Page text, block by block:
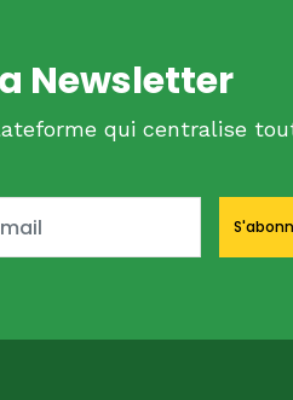
Newsletter
qui centralise